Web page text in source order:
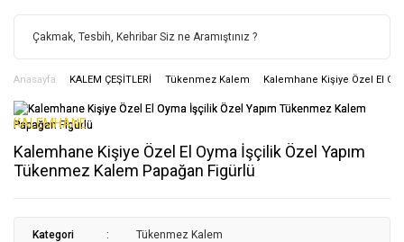
Anasayfa KALEM ÇEŞİTLERİ Tükenmez Kalem Kalemhane Kişiye Özel El
KALEMHANE
Kalemhane Kişiye Özel El Oyma İşçilik Özel Yapım
Tükenmez Kalem Papağan Figürlü
Kategori Tükenmez Kalem